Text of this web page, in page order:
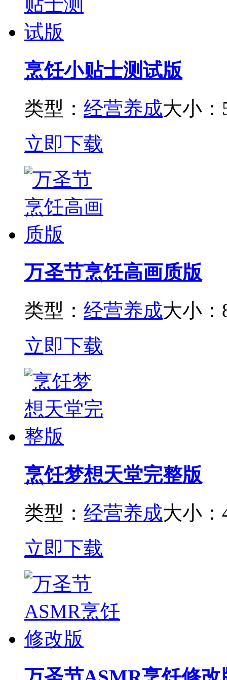
烹饪小贴士测试版
类型： 经营养成大小：
立即下载
万圣节烹饪高画质版
类型： 经营养成大小：
立即下载
烹饪梦想天堂完整版
类型： 经营养成大小：
立即下载